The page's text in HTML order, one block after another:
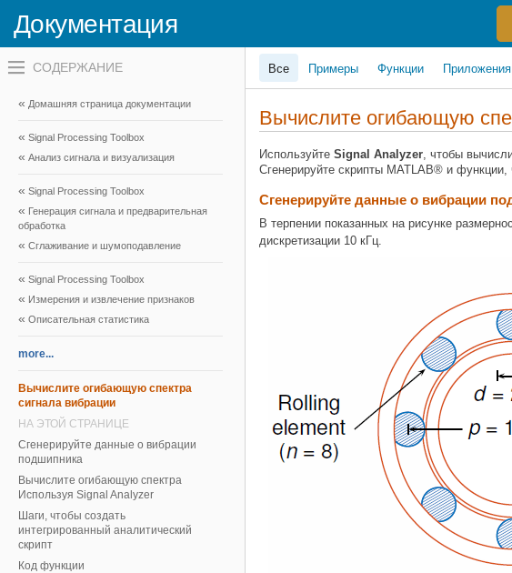
Документация
Переключатель
навигационного
вне
холста
навигационного
меню
Домашняя страница документации
Signal Processing Toolbox
Анализ сигнала и визуализация
Signal Processing Toolbox
Генерация сигнала и предварительная
обработка
Сглаживание и шумоподавление
Signal Processing Toolbox
Измерения и извлечение признаков
Описательная статистика
Вычислите огибающую спектра
сигнала вибрации
НА ЭТОЙ СТРАНИЦЕ
Сгенерируйте данные о вибрации
подшипника
Вычислите огибающую спектра
Используя Signal Analyzer
Шаги, чтобы создать
интегрированный аналитический
скрипт
Код функции
Все Примеры Функции Приложения
Вычислите огибающую
Используйте Signal Analyzer, чтобы
Сгенерируйте скрипты MATLAB® и функции,
Сгенерируйте данные о вибрации
В терпении показанных на рисунке
дискретизации 10 кГц.